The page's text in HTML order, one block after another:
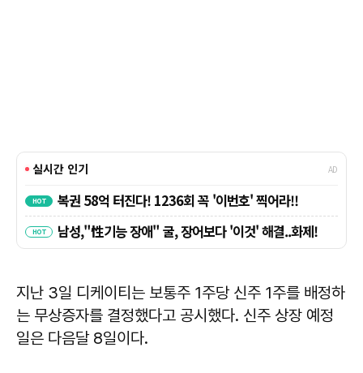
지난 3일 디케이티는 보통주 1주당 신주 1주를 배정하
는 무상증자를 결정했다고 공시했다. 신주 상장 예정
일은 다음달 8일이다.